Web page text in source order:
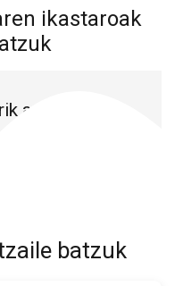
ikastaroak
aurkitu.
batzuk